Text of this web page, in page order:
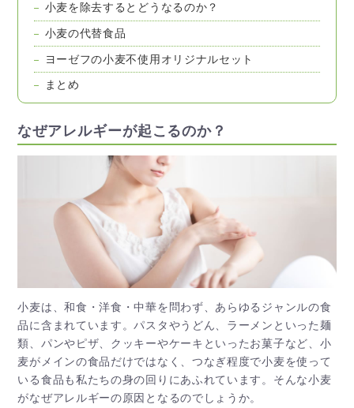
小麦を除去するとどうなるのか？
小麦の代替食品
ヨーゼフの小麦不使用オリジナルセット
まとめ
なぜアレルギーが起こるのか？
小麦は、和食・洋食・中華を問わず、あらゆるジャンルの食
品に含まれています。パスタやうどん、ラーメンといった麺
類、パンやピザ、クッキーやケーキといったお菓子など、小
麦がメインの食品だけではなく、つなぎ程度で小麦を使って
いる食品も私たちの身の回りにあふれています。そんな小麦
がなぜアレルギーの原因となるのでしょうか。